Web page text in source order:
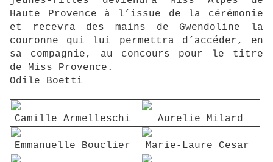
Haute Provence à l’issue de la cérémonie
et recevra des mains de Gwendoline la
couronne qui lui permettra d’accéder, en
sa compagnie, au concours pour le titre
de Miss Provence.
Odile Boetti
Camille Armelleschi Aurelie Milard
Emmanuelle Bouclier Marie-Laure Cesar